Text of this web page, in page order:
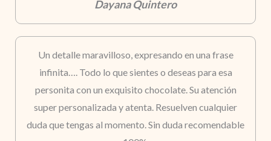
Dayana Quintero
Un detalle maravilloso, expresando en una frase
infinita…. Todo lo que sientes o deseas para esa
personita con un exquisito chocolate. Su atención
super personalizada y atenta. Resuelven cualquier
duda que tengas al momento. Sin duda recomendable